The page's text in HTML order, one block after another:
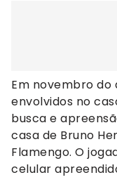
Em novembro do
envolvidos no
busca e
casa de Bruno
Flamengo. O
celular